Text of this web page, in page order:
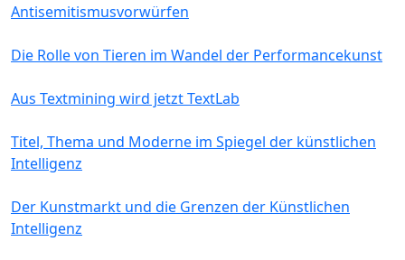
Antisemitismusvorwürfen
Die Rolle von Tieren im Wandel der Performancekunst
Aus Textmining wird jetzt TextLab
Titel, Thema und Moderne im Spiegel der künstlichen
Intelligenz
Der Kunstmarkt und die Grenzen der Künstlichen
Intelligenz